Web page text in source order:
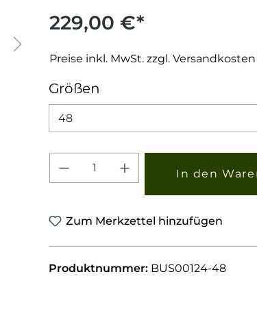
229,00 €*
Preise inkl. MwSt. zzgl. Versandkosten
Größen
Produkt Anzahl: Gib
In den
Zum Merkzettel hinzufügen
Produktnummer: BUS00124-48